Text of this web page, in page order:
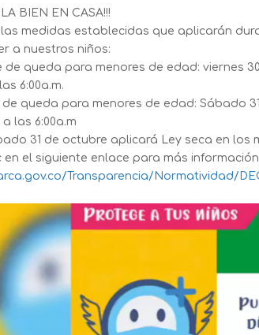
BIEN EN CASA!!!
medidas establecidas que aplicarán
a nuestros niños:
de queda para menores de edad: viernes
6:00a.m.
de queda para menores de edad: Sábado
las 6:00a.m
31 de octubre aplicará Ley seca en los
en el siguiente enlace para más
Transparencia/Normatividad/